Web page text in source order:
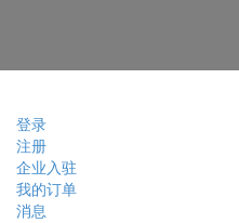
登录
注册
企业入驻
我的订单
消息